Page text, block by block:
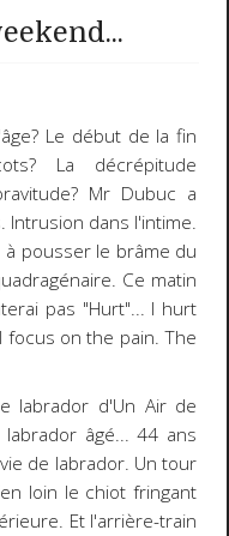
Le début de la fin
La décrépitude
Mr Dubuc a
Intrusion dans l'intime.
à pousser le brâme du
Ce matin
pas "Hurt"... I hurt
focus on the pain. The
labrador d'Un Air de
âgé... 44 ans
de labrador. Un tour
loin le chiot fringant
Et l'arrière-train